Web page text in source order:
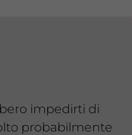
impedirti di
probabilmente